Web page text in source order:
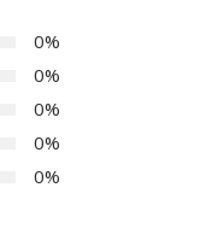
0%
0%
0%
0%
0%